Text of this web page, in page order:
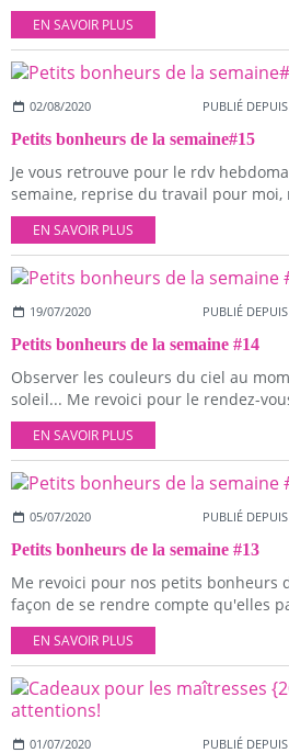
EN SAVOIR PLUS
02/08/2020 PUBLIÉ
Petits bonheurs de la semaine#15
Je vous retrouve pour le rdv
semaine, reprise du travail pour moi,
EN SAVOIR PLUS
19/07/2020 PUBLIÉ
Petits bonheurs de la semaine #14
Observer les couleurs du ciel au
soleil... Me revoici pour le rendez-
EN SAVOIR PLUS
05/07/2020 PUBLIÉ
Petits bonheurs de la semaine #13
Me revoici pour nos petits bonheurs
façon de se rendre compte qu'elles
EN SAVOIR PLUS
01/07/2020 PUBLIÉ